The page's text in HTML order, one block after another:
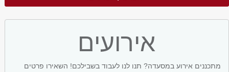
אירועים
מתכננים אירוע במסעדה? תנו לנו לעבוד בשבילכם! השאירו פרטים